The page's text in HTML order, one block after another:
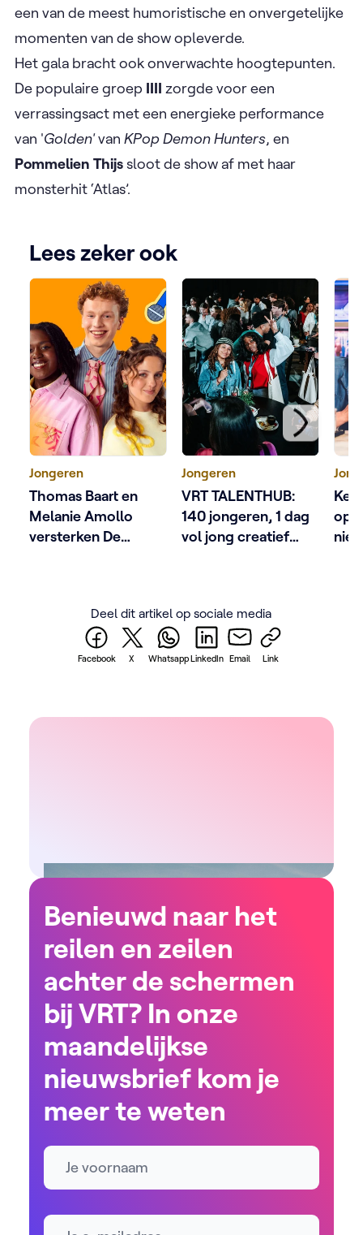
een van de meest humoristische en onvergetelijke
momenten van de show opleverde.
Het gala bracht ook onverwachte hoogtepunten.
De populaire groep IIII zorgde voor een
verrassingsact met een energieke performance
van 'Golden'van KPop Demon Hunters, en
Pommelien Thijssloot de show af met haar
monsterhit ‘Atlas’.
Lees zeker ook
Jongeren
Thomas Baart en
Melanie Amollo
versterken De
Jongeren
VRT TALENTHUB:
140 jongeren, 1 dag
vol jong creatief
op
Deel dit artikel op sociale media
Facebook X WhatsappLinkedIn Email Link
Benieuwd naar het
reilen en zeilen
achter de schermen
bij VRT? In onze
maandelijkse
nieuwsbrief kom je
meer te weten
Naam
E-mailadres *